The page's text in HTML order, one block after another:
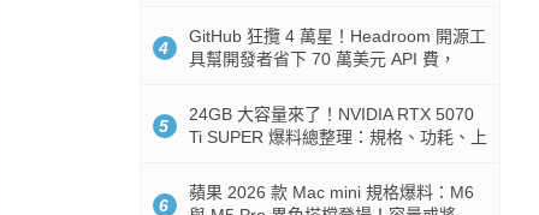
4
GitHub 狂攬 4 萬星！Headroom 開源工
具幫開發者省下 70 萬美元 API 費，
5
24GB 大容量來了！NVIDIA RTX 5070
Ti SUPER 爆料總整理：規格、功耗、上
6
蘋果 2026 款 Mac mini 規格爆料：M6